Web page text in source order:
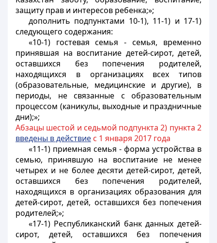
защиту прав и интересов ребенка;»;
дополнить подпунктами 10-1), 11-1) и 17-1)
следующего содержания:
«10-1) гостевая семья - семья, временно
принявшая на воспитание детей-сирот, детей,
оставшихся без попечения родителей,
находящихся в организациях всех типов
(образовательные, медицинские и другие), в
периоды, не связанные с образовательным
процессом (каникулы, выходные и праздничные
дни);»;
Абзацы шестой и седьмой подпункта 2) пункта 2
введены в действие с 1 января 2017 года
«11-1) приемная семья - форма устройства в
семью, принявшую на воспитание не менее
четырех и не более десяти детей-сирот, детей,
оставшихся без попечения родителей,
находящихся в организациях образования для
детей-сирот, детей, оставшихся без попечения
родителей;»;
«17-1) Республиканский банк данных детей-
сирот, детей, оставшихся без попечения